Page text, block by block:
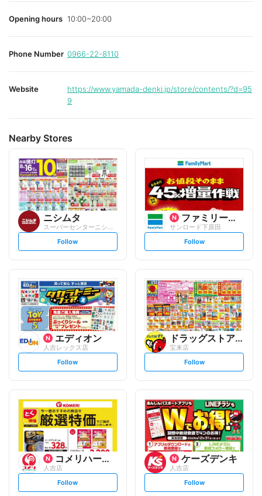
Opening hours 10:00~20:00
Phone Number 0966-22-8110
Website
https://www.yamada-denki.jp/store/contents/?d=95
9
Nearby Stores
ニシムタ
スーパーセンターニシムタ 人吉店
s
t
l
o
w
Follow
ファミリーマート
サンロード下原田
s
t
l
o
w
Follow
エディオン
人吉レックス店
s
t
l
o
w
Follow
ドラッグストアモリ
宝来店
s
t
l
o
w
Follow
コメリハード&グリーン
人吉店
s
Follow
ケーズデンキ
人吉店
s
Follow